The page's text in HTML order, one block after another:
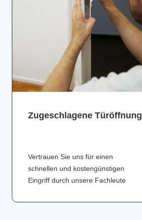
Zugeschlagene Türöffnung
Vertrauen Sie uns für einen
schnellen und kostengünstigen
Eingriff durch unsere Fachleute